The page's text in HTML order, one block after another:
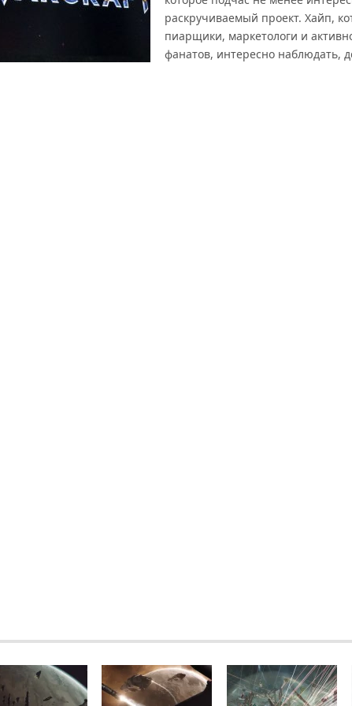
раскручиваемый проект. Хайп,
пиарщики, маркетологи и
фанатов, интересно наблюдать,